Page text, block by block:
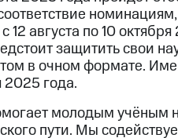
августа по 10
защитить свои
в очном формате.
2025 года.
молодым учёным
пути. Мы